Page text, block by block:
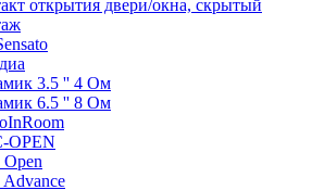
открытия двери/окна, скрытый
3.5 '' 4 Ом
6.5 '' 8 Ом
OPEN